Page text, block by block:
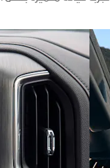
هامر SUV EV